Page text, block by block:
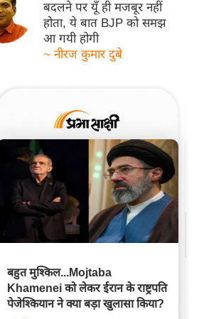
बदलने पर यूँ ही मजबूर नहीं
होता, ये बात BJP को समझ
आ गयी होगी
~ नीरज कुमार दुबे
बहुत मुश्किल...Mojtaba
Khamenei को लेकर ईरान के राष्ट्रपति
पेजेश्कियान ने क्या बड़ा खुलासा किया?